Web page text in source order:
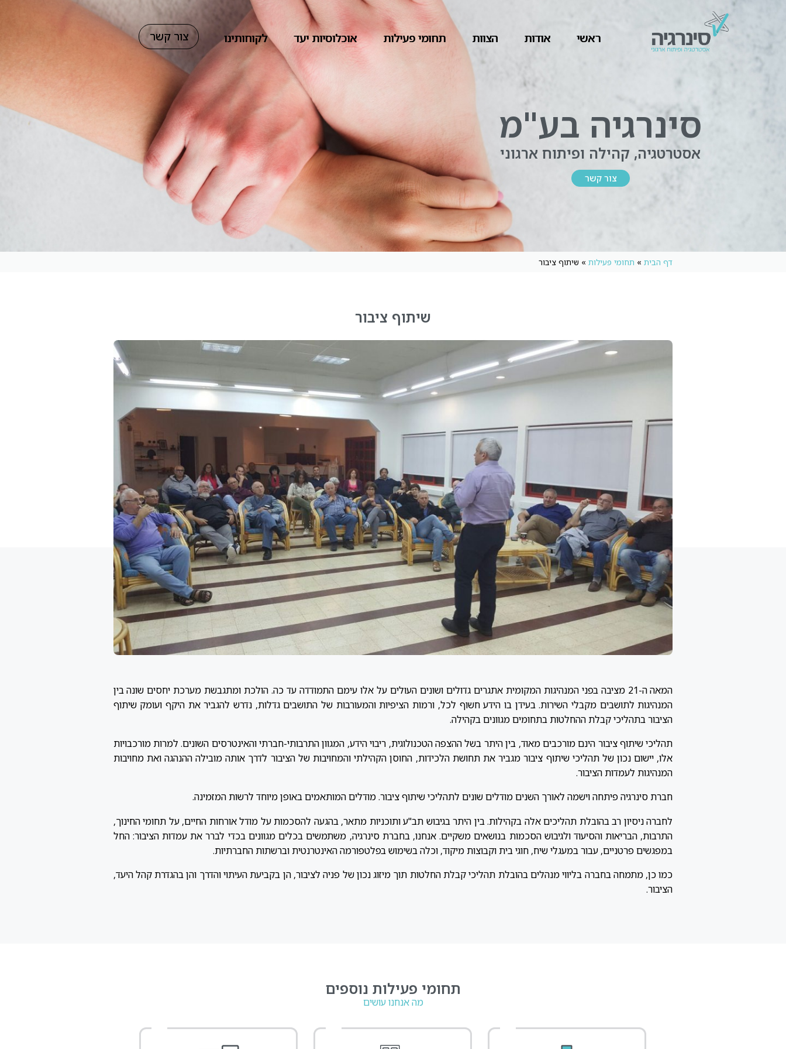
ראשי אודות הצוות תחומי פעילות אוכלוסיות יעד לקוחותינו צור קשר
סינרגיה בע"מ
אסטרטגיה, קהילה ופיתוח ארגוני
צור קשר
דף הבית» תחומי פעילות» שיתוף ציבור
שיתוף ציבור
המאה ה-21 מציבה בפני המנהיגות המקומית אתגרים גדולים ושונים העולים על אלו עימם התמודדה עד כה. הולכת ומתגבשת מערכת יחסים שונה בין
המנהיגות לתושבים מקבלי השירות. בעידן בו הידע חשוף לכל, ורמות הציפיות והמעורבות של התושבים גדלות, נדרש להגביר את היקף ועומק שיתוף
הציבור בתהליכי קבלת ההחלטות בתחומים מגוונים בקהילה.
תהליכי שיתוף ציבור הינם מורכבים מאוד, בין היתר בשל ההצפה הטכנולוגית, ריבוי הידע, המגוון התרבותי-חברתי והאינטרסים השונים. למרות מורכבויות
אלו, יישום נכון של תהליכי שיתוף ציבור מגביר את תחושת הלכידות, החוסן הקהילתי והמחויבות של הציבור לדרך אותה מובילה ההנהגה ואת מחויבות
המנהיגות לעמדות הציבור.
חברת סינרגיה פיתחה וישמה לאורך השנים מודלים שונים לתהליכי שיתוף ציבור. מודלים המותאמים באופן מיוחד לרשות המזמינה.
לחברה ניסיון רב בהובלת תהליכים אלה בקהילות. בין היתר בגיבוש תב"ע ותוכניות מתאר, בהגעה להסכמות על מודל אורחות החיים, על תחומי החינוך,
התרבות, הבריאות והסיעוד ולגיבוש הסכמות בנושאים משקיים. אנחנו, בחברת סינרגיה, משתמשים בכלים מגוונים בכדי לברר את עמדות הציבור: החל
במפגשים פרטניים, עבור במעגלי שיח, חוגי בית וקבוצות מיקוד, וכלה בשימוש בפלטפורמה האינטרנטית וברשתות החברתיות.
כמו כן, מתמחה בחברה בליווי מנהלים בהובלת תהליכי קבלת החלטות תוך מיזוג נכון של פניה לציבור, הן בקביעת העיתוי והדרך והן בהגדרת קהל היעד,
הציבור.
תחומי פעילות נוספים
מה אנחנו עושים